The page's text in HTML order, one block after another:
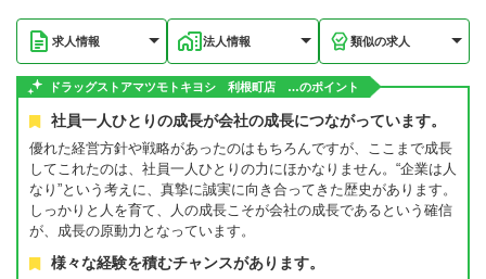
求人情報 法人情報 類似の求人
ドラッグストアマツモトキヨシ 利根町店 …のポイント
社員一人ひとりの成長が会社の成長につながっています。
優れた経営方針や戦略があったのはもちろんですが、ここまで成長
してこれたのは、社員一人ひとりの力にほかなりません。“企業は人
なり”という考えに、真摯に誠実に向き合ってきた歴史があります。
しっかりと人を育て、人の成長こそが会社の成長であるという確信
が、成長の原動力となっています。
様々な経験を積むチャンスがあります。